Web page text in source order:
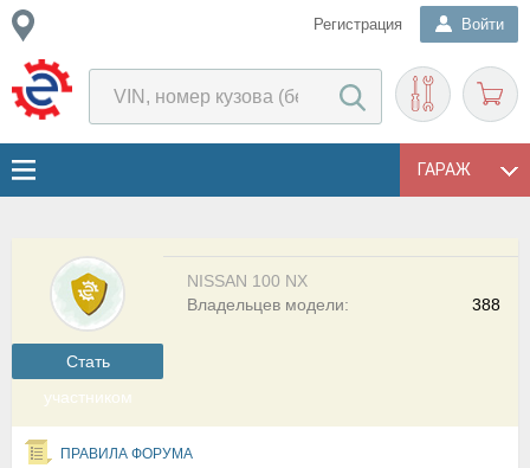
Регистрация Войти
ГАРАЖ
Cтать
участником
NISSAN 100 NX
388
Владельцев модели:
ПРАВИЛА ФОРУМА